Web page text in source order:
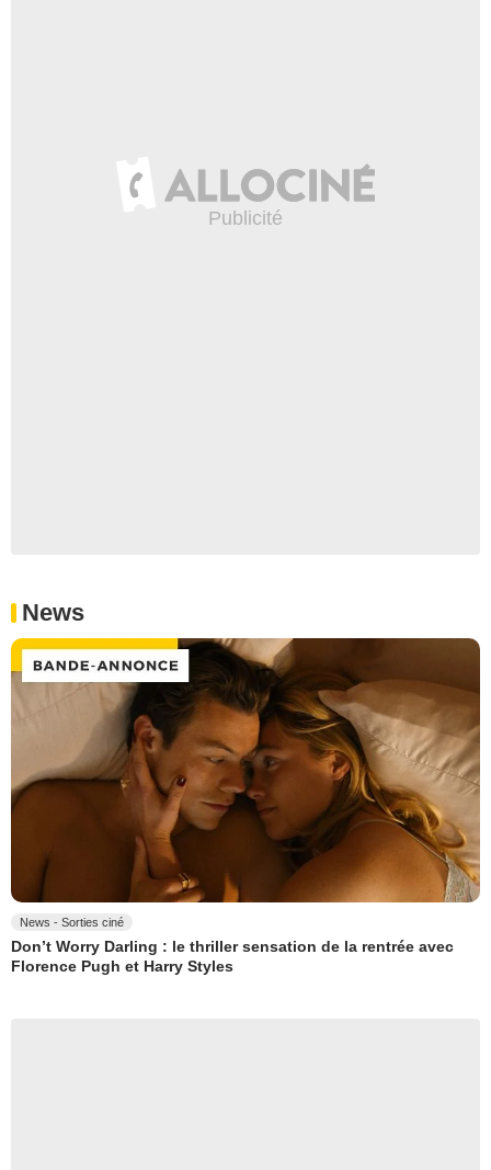
News
News - Sorties ciné
Don’t Worry Darling : le thriller sensation de la rentrée avec
Florence Pugh et Harry Styles